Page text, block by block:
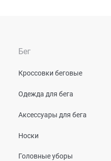
Бег
Кроссовки беговые
Одежда для бега
Аксессуары для бега
Носки
Головные уборы